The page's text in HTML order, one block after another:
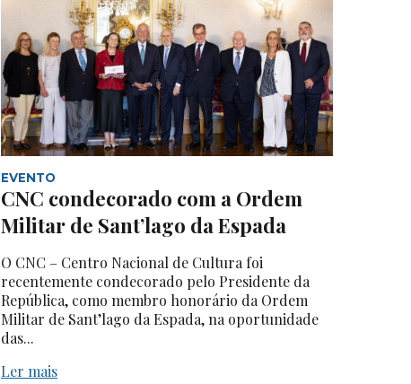
EVENTO
CNC condecorado com a Ordem
Militar de Sant’lago da Espada
O CNC – Centro Nacional de Cultura foi
recentemente condecorado pelo Presidente da
República, como membro honorário da Ordem
Militar de Sant’lago da Espada, na oportunidade
das...
Ler mais